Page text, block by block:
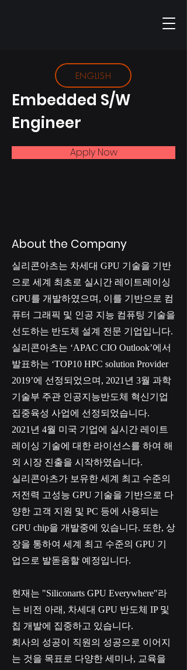
ENGLISH
< Back
Embedded S/W
Engineer
Apply Now
About the Company
실리콘아츠는 차세대 GPU 기술을 기반
으로 세계 최초로 실시간 레이트레이싱
GPU를 개발하였으며, 이를 기반으로 컴
퓨터 그래픽 및 인공 지능 컴퓨팅 기술을
선도하는 반도체 설계 전문 기업입니다.
실리콘아츠는 ‘APAC CIO Outlook’에서
발표하는 ‘TOP10 HPC solution Provider
2019’에 선정되었으며, 2021년 3월 과학
기술부 주관 인공지능반도체 혁신기업
집중육성 사업에 선정되었습니다.
2021년 4월 미국 기업에 실시간 레이트
레이싱 기술에 대한 라이선스를 하여 해
외 시장 진출을 시작하였습니다.
실리콘아츠가 보유한 세계 최고 수준의
저전력 고성능 GPU 기술을 기반으로 다
양한 고객 지원 및 PC 등에 사용되는
GPU chip을 개발중에 있습니다. 또한, 상
장을 통하여 세계 최고 수준의 GPU 기
업으로 발돋움할 예정입니다.
현재는 "Siliconarts GPU Everywhere"라
는 비전 아래, 차세대 GPU 반도체 IP 및
칩 개발에 집중하고 있습니다.
회사의 성공이 직원의 성공으로 이어지
는 것을 목표로 다양한 세미나, 교육을